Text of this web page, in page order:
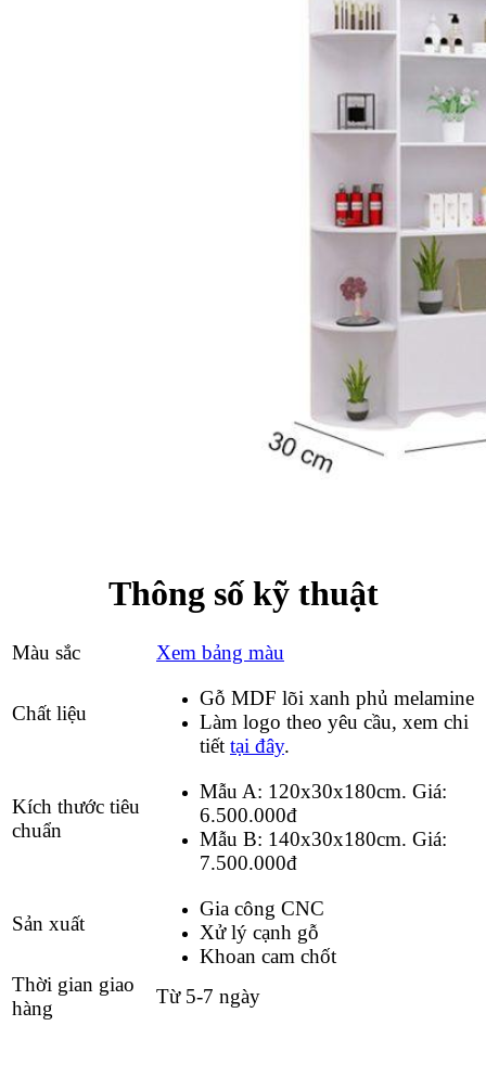
Thông số kỹ thuật
Màu sắc Xem bảng màu
Chất liệu
Gỗ MDF lõi xanh phủ melamine
Làm logo theo yêu cầu, xem chi
tiết tại đây.
Kích thước tiêu
chuẩn
Mẫu A: 120x30x180cm. Giá:
6.500.000đ
Mẫu B: 140x30x180cm. Giá:
7.500.000đ
Sản xuất
Gia công CNC
Xử lý cạnh gỗ
Khoan cam chốt
Thời gian giao
hàng
Từ 5-7 ngày